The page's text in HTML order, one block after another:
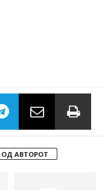
ОД АВТОРОТ